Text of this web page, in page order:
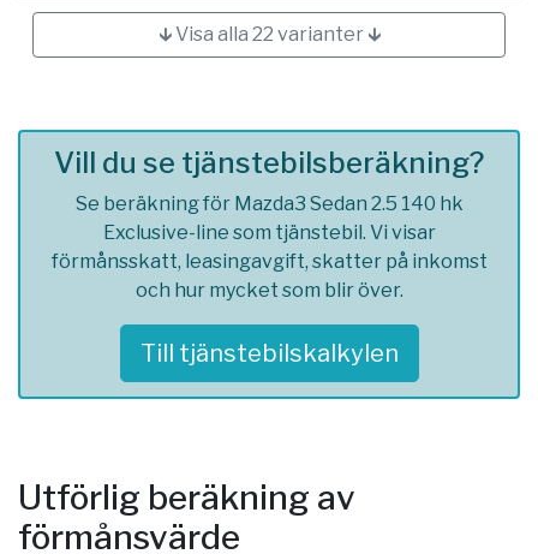
🡳 Visa alla 22 varianter 🡳
Vill du se tjänstebilsberäkning?
Se beräkning för Mazda3 Sedan 2.5 140 hk
Exclusive-line som tjänstebil. Vi visar
förmånsskatt, leasingavgift, skatter på inkomst
och hur mycket som blir över.
Till tjänstebilskalkylen
Utförlig beräkning av
förmånsvärde